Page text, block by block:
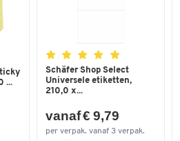
...
Schäfer Shop Select
Universele etiketten,
210,0 x...
vanaf € 9,79
per verpak. vanaf 3 verpak.